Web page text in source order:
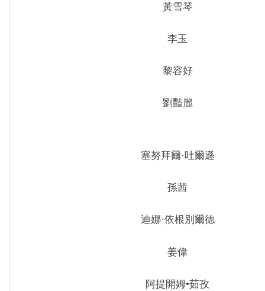
黃雪琴
李玉
黎容好
劉豔麗
塞努拜爾·吐爾遜
孫茜
迪娜·依根別爾德
姜偉
阿提開姆•茹孜